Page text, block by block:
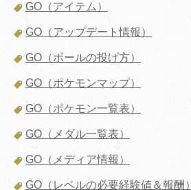
GO（アイテム）
GO（アップデート情報）
GO（ボールの投げ方）
GO（ポケモンマップ）
GO（ポケモン一覧表）
GO（メダル一覧表）
GO（メディア情報）
GO（レベルの必要経験値＆報酬）